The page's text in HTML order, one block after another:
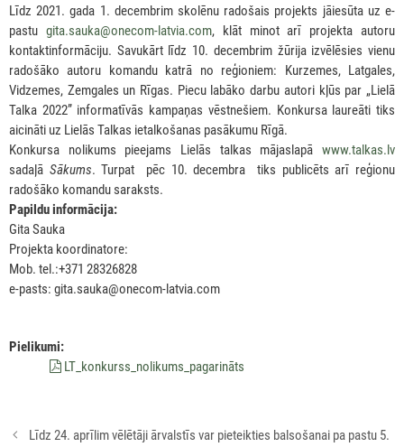
Līdz 2021. gada 1. decembrim skolēnu radošais projekts jāiesūta uz e-
pastu gita.sauka@onecom-latvia.com, klāt minot arī projekta autoru
kontaktinformāciju. Savukārt līdz 10. decembrim žūrija izvēlēsies vienu
radošāko autoru komandu katrā no reģioniem: Kurzemes, Latgales,
Vidzemes, Zemgales un Rīgas. Piecu labāko darbu autori kļūs par „Lielā
Talka 2022” informatīvās kampaņas vēstnešiem. Konkursa laureāti tiks
aicināti uz Lielās Talkas ietalkošanas pasākumu Rīgā.
Konkursa nolikums pieejams Lielās talkas mājaslapā www.talkas.lv
sadaļā Sākums. Turpat pēc 10. decembra tiks publicēts arī reģionu
radošāko komandu saraksts.
Papildu informācija:
Gita Sauka
Projekta koordinatore:
Mob. tel.:+371 28326828
e-pasts: gita.sauka@onecom-latvia.com
Pielikumi:
LT_konkurss_nolikums_pagarināts
RakstuLīdz 24. aprīlim vēlētāji ārvalstīs var pieteikties balsošanai pa pastu 5.